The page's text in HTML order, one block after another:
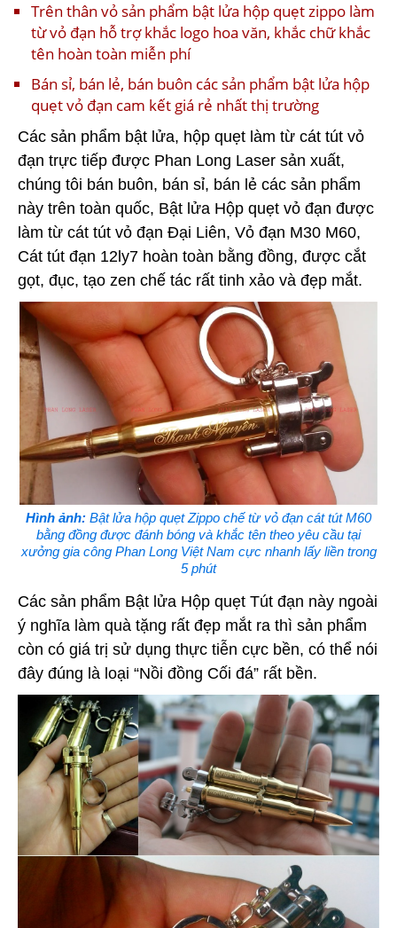
Trên thân vỏ sản phẩm bật lửa hộp quẹt zippo làm
từ vỏ đạn hỗ trợ khắc logo hoa văn, khắc chữ khắc
tên hoàn toàn miễn phí
Bán sỉ, bán lẻ, bán buôn các sản phẩm bật lửa hộp
quẹt vỏ đạn cam kết giá rẻ nhất thị trường
Các sản phẩm bật lửa, hộp quẹt làm từ cát tút vỏ
đạn trực tiếp được Phan Long Laser sản xuất,
chúng tôi bán buôn, bán sỉ, bán lẻ các sản phẩm
này trên toàn quốc, Bật lửa Hộp quẹt vỏ đạn được
làm từ cát tút vỏ đạn Đại Liên, Vỏ đạn M30 M60,
Cát tút đạn 12ly7 hoàn toàn bằng đồng, được cắt
gọt, đục, tạo zen chế tác rất tinh xảo và đẹp mắt.
Hình ảnh: Bật lửa hộp quẹt Zippo chế từ vỏ đạn cát tút M60
bằng đồng được đánh bóng và khắc tên theo yêu cầu tại
xưởng gia công Phan Long Việt Nam cực nhanh lấy liền trong
5 phút
Các sản phẩm Bật lửa Hộp quẹt Tút đạn này ngoài
ý nghĩa làm quà tặng rất đẹp mắt ra thì sản phẩm
còn có giá trị sử dụng thực tiễn cực bền, có thể nói
đây đúng là loại “Nồi đồng Cối đá” rất bền.